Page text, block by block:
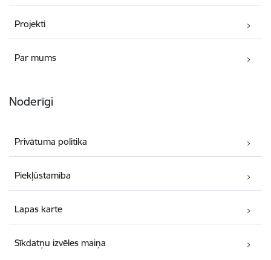
Projekti
Par mums
Noderīgi
Privātuma politika
Piekļūstamība
Lapas karte
Sīkdatņu izvēles maiņa